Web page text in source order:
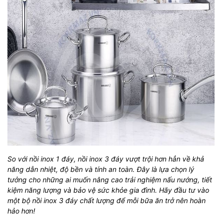
So với nồi inox 1 đáy, nồi inox 3 đáy vượt trội hơn hẳn về khả
năng dẫn nhiệt, độ bền và tính an toàn. Đây là lựa chọn lý
tưởng cho những ai muốn nâng cao trải nghiệm nấu nướng, tiết
kiệm năng lượng và bảo vệ sức khỏe gia đình. Hãy đầu tư vào
một bộ nồi inox 3 đáy chất lượng để mỗi bữa ăn trở nên hoàn
hảo hơn!